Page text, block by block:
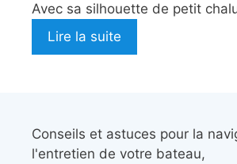
Avec sa silhouette de petit
Lire la suite
Conseils et astuces pour la
l'entretien de votre bateau,